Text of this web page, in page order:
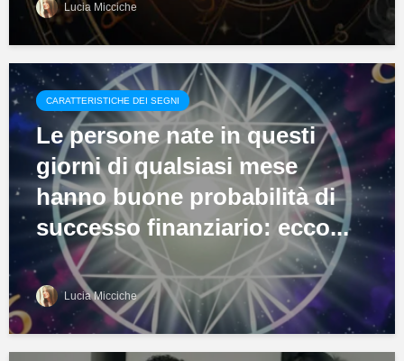
Lucia Micciche
CARATTERISTICHE DEI SEGNI
Le persone nate in questi
giorni di qualsiasi mese
hanno buone probabilità di
successo finanziario: ecco...
Lucia Micciche